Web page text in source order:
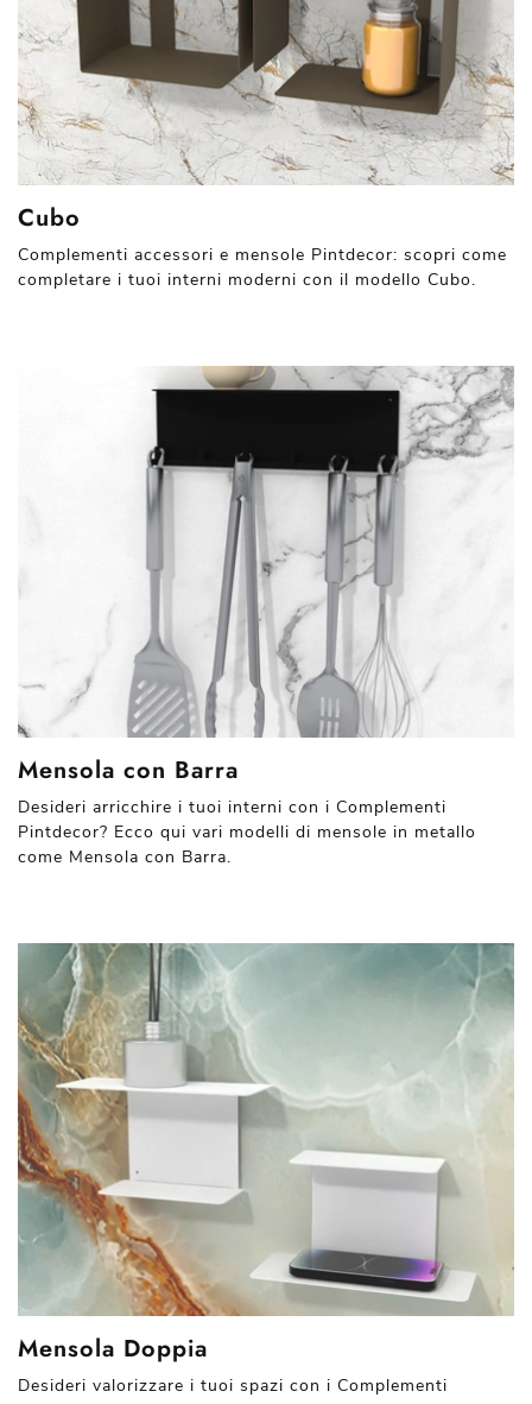
Cubo
Complementi accessori e mensole Pintdecor: scopri come
completare i tuoi interni moderni con il modello Cubo.
Mensola con Barra
Desideri arricchire i tuoi interni con i Complementi
Pintdecor? Ecco qui vari modelli di mensole in metallo
come Mensola con Barra.
Mensola Doppia
Desideri valorizzare i tuoi spazi con i Complementi